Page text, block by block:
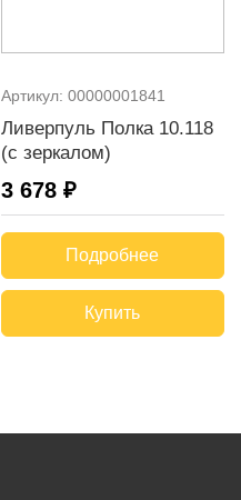
Артикул: 00000001841
Ливерпуль Полка 10.118
(с зеркалом)
3 678 ₽
Подробнее
Купить